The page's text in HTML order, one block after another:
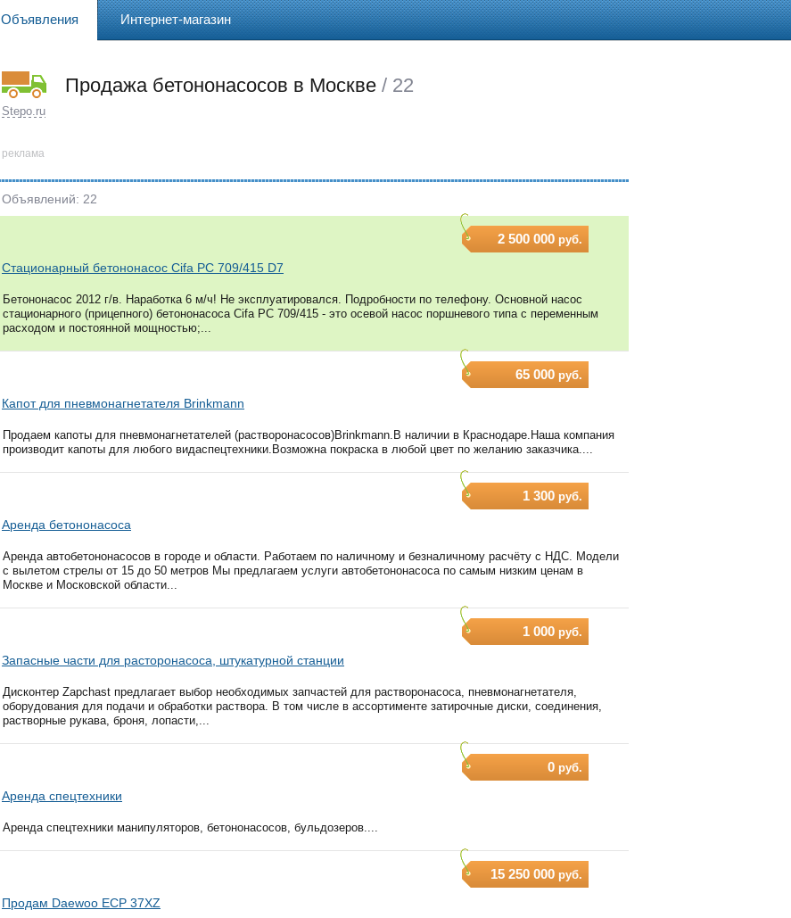
Объявления Интернет-магазин
Продажа бетононасосов в Москве / 22
Stepo.ru
реклама
Объявлений: 22
Стационарный бетононасос Cifa PC 709/415 D7
2 500 000 руб.
Бетононасос 2012 г/в. Наработка 6 м/ч! Не эксплуатировался. Подробности по телефону. Основной насос
стационарного (прицепного) бетононасоса Cifa PC 709/415 - это осевой насос поршневого типа с переменным
расходом и постоянной мощностью;...
Капот для пневмонагнетателя Brinkmann
65 000 руб.
Продаем капоты для пневмонагнетателей (растворонасосов)Brinkmann.В наличии в Краснодаре.Наша компания
производит капоты для любого видаспецтехники.Возможна покраска в любой цвет по желанию заказчика....
Аренда бетононасоса
1 300 руб.
Аренда автобетононасосов в городе и области. Работаем по наличному и безналичному расчёту с НДС. Модели
с вылетом стрелы от 15 до 50 метров Мы предлагаем услуги автобетононасоса по самым низким ценам в
Москве и Московской области...
Запасные части для расторонасоса, штукатурной станции
1 000 руб.
Дисконтер Zapchast предлагает выбор необходимых запчастей для растворонасоса, пневмонагнетателя,
оборудования для подачи и обработки раствора. В том числе в ассортименте затирочные диски, соединения,
растворные рукава, броня, лопасти,...
Аренда спецтехники
0 руб.
Аренда спецтехники манипуляторов, бетононасосов, бульдозеров....
Продам Daewoo ECP 37XZ
15 250 000 руб.